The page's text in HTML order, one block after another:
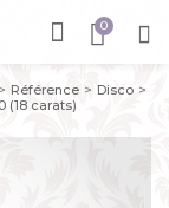
Référence
Disco
(18 carats)